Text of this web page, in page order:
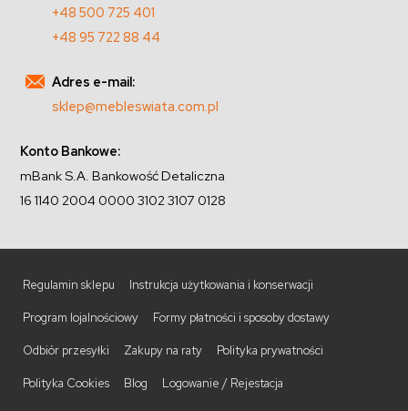
+48 500 725 401
+48 95 722 88 44
Adres e-mail:
sklep@mebleswiata.com.pl
Konto Bankowe:
mBank S.A. Bankowość Detaliczna
16 1140 2004 0000 3102 3107 0128
Regulamin sklepu Instrukcja użytkowania i konserwacji
Program lojalnościowy Formy płatności i sposoby dostawy
Odbiór przesyłki Zakupy na raty Polityka prywatności
Polityka Cookies Blog Logowanie / Rejestacja